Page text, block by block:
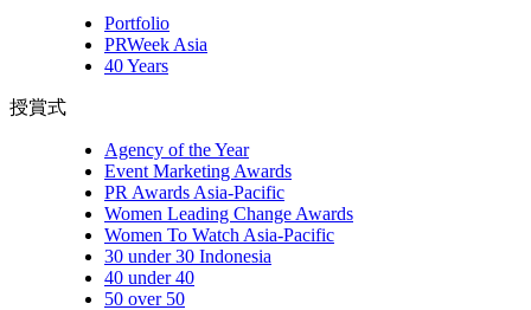
Portfolio
PRWeek Asia
40 Years
授賞式
Agency of the Year
Event Marketing Awards
PR Awards Asia-Pacific
Women Leading Change Awards
Women To Watch Asia-Pacific
30 under 30 Indonesia
40 under 40
50 over 50